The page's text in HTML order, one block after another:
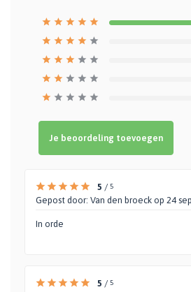
Je beoordeling toevoegen
5 / 5
Gepost door: Van den broeck op 24
In orde
5 / 5